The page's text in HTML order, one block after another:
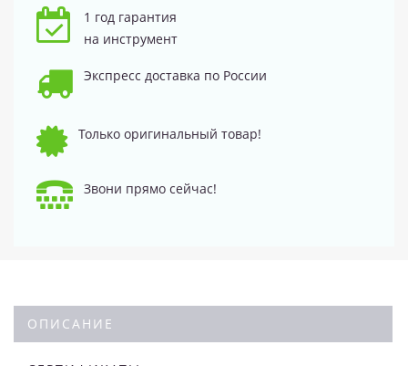
1 год гарантия
на инструмент
Экспресс доставка по России
Только оригинальный товар!
Звони прямо сейчас!
ОПИСАНИЕ